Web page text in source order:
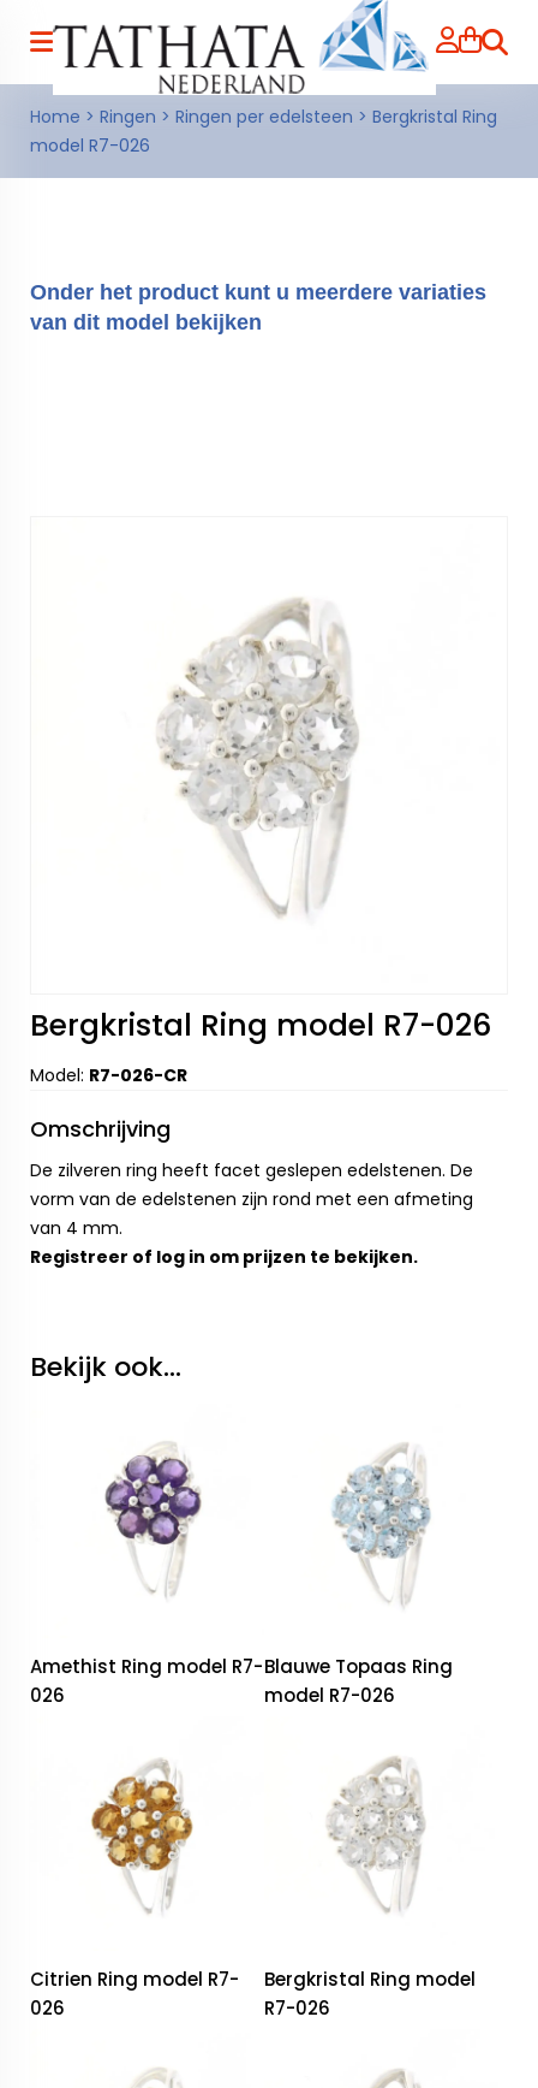
Home > Ringen > Ringen per edelsteen > Bergkristal Ring
model R7-026
Onder het product kunt u meerdere variaties
van dit model bekijken
Bergkristal Ring model R7-026
Model: R7-026-CR
Omschrijving
De zilveren ring heeft facet geslepen edelstenen. De
vorm van de edelstenen zijn rond met een afmeting
van 4 mm.
Registreer of log in om prijzen te bekijken.
Bekijk ook...
Amethist Ring model R7-
026
Blauwe Topaas Ring
model R7-026
Citrien Ring model R7-
026
Bergkristal Ring model
R7-026